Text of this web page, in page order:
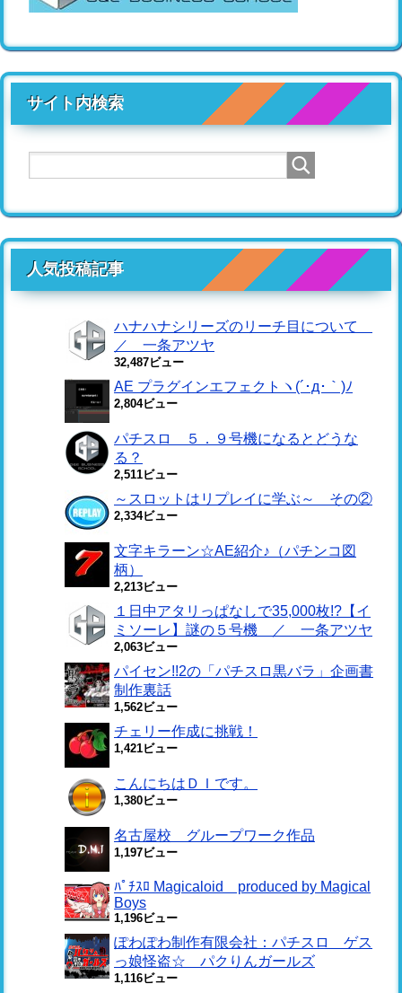
サイト内検索
人気投稿記事
ハナハナシリーズのリーチ目について
／ 一条アツヤ
32,487ビュー
AE プラグインエフェクトヽ(´･д･｀)ﾉ
2,804ビュー
パチスロ ５．９号機になるとどうな
る？
2,511ビュー
～スロットはリプレイに学ぶ～ その②
2,334ビュー
文字キラーン☆AE紹介♪（パチンコ図
柄）
2,213ビュー
１日中アタリっぱなしで35,000枚!?【イ
ミソーレ】謎の５号機 ／ 一条アツヤ
2,063ビュー
パイセン!!2の「パチスロ黒バラ」企画書
制作裏話
1,562ビュー
チェリー作成に挑戦！
1,421ビュー
こんにちはＤＩです。
1,380ビュー
名古屋校 グループワーク作品
1,197ビュー
ﾊﾟﾁｽﾛ Magicaloid produced by Magical
Boys
1,196ビュー
ぽわぽわ制作有限会社：パチスロ ゲス
っ娘怪盗☆ パクりんガールズ
1,116ビュー